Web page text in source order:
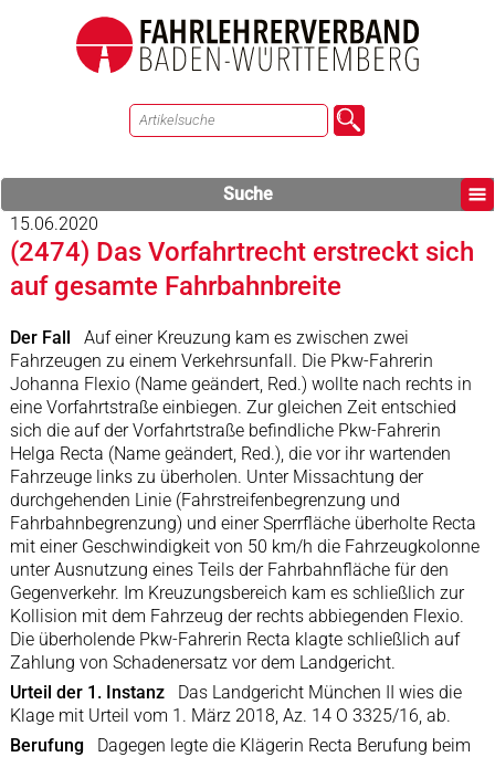
Suche
15.06.2020
(2474) Das Vorfahrtrecht erstreckt sich
auf gesamte Fahrbahnbreite
Der Fall
Auf einer Kreuzung kam es zwischen zwei
Fahrzeugen zu einem Verkehrsunfall. Die Pkw-Fahrerin
Johanna Flexio (Name geändert, Red.) wollte nach rechts in
eine Vorfahrtstraße einbiegen. Zur gleichen Zeit entschied
sich die auf der Vorfahrtstraße befindliche Pkw-Fahrerin
Helga Recta (Name geändert, Red.), die vor ihr wartenden
Fahrzeuge links zu überholen. Unter Missachtung der
durchgehenden Linie (Fahrstreifenbegrenzung und
Fahrbahnbegrenzung) und einer Sperrfläche überholte Recta
mit einer Geschwindigkeit von 50 km/h die Fahrzeugkolonne
unter Ausnutzung eines Teils der Fahrbahnfläche für den
Gegenverkehr. Im Kreuzungsbereich kam es schließlich zur
Kollision mit dem Fahrzeug der rechts abbiegenden Flexio.
Die überholende Pkw-Fahrerin Recta klagte schließlich auf
Zahlung von Schadenersatz vor dem Landgericht.
Urteil der 1. InstanzDas Landgericht München II wies die
Klage mit Urteil vom 1. März 2018, Az. 14 O 3325/16, ab.
Berufung
Dagegen legte die Klägerin Recta Berufung beim